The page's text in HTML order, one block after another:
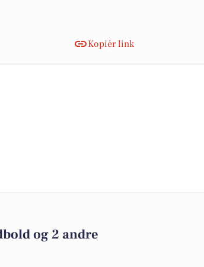
Kopiér link
og 2 andre